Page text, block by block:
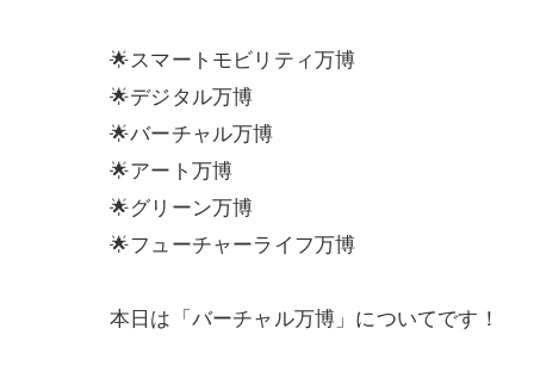
🌟スマートモビリティ万博
🌟デジタル万博
🌟バーチャル万博
🌟アート万博
🌟グリーン万博
🌟フューチャーライフ万博
本日は「バーチャル万博」についてです！